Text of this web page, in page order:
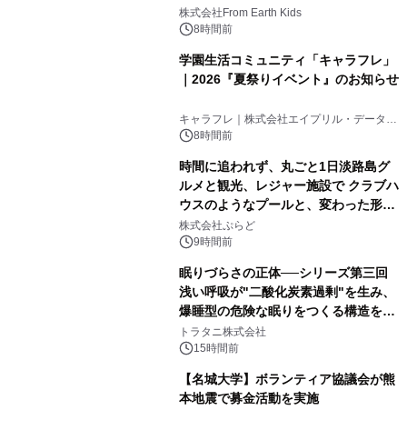
(日)開催
株式会社From Earth Kids
8時間前
学園生活コミュニティ「キャラフレ」
｜2026『夏祭りイベント』のお知らせ
キャラフレ｜株式会社エイプリル・データ・
デザインズ
8時間前
時間に追われず、丸ごと1日淡路島グ
ルメと観光、レジャー施設で クラブハ
ウスのようなプールと、変わった形の
サウナも 「THE BOXY AWAJI」のお
得な素泊まり連泊プランで
株式会社ぷらど
9時間前
眠りづらさの正体──シリーズ第三回
浅い呼吸が"二酸化炭素過剰"を生み、
爆睡型の危険な眠りをつくる構造を解
説
トラタニ株式会社
15時間前
【名城大学】ボランティア協議会が熊
本地震で募金活動を実施